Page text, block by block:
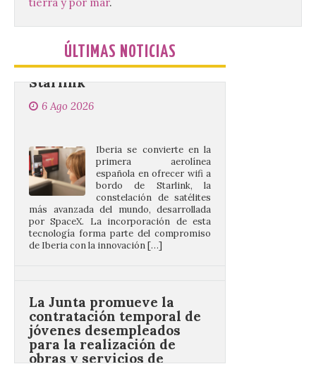
ÚLTIMAS NOTICIAS
velocidad gratuito de
6 Ago 2026
Iberia se convierte en la
más avanzada del mundo, desarrollada
por SpaceX. La incorporación de esta
tecnología forma parte del compromiso
de Iberia con la innovación […]
La Junta promueve la
contratación temporal de
obras y servicios de
interés general y social
con más de 8,7 millones de
euros de inversión
6 Ago 2026